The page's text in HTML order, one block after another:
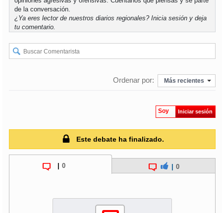
de la conversación.
¿Ya eres lector de nuestros diarios regionales?Inicia sesión y deja
tu comentario.
Ordenar por: Más recientes
Soy Iniciar sesión
Este debate ha finalizado.
0 0